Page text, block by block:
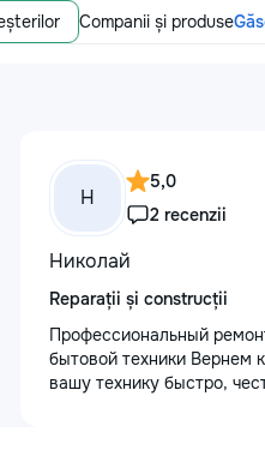
Companii și produse
Н
5,0
2 recenzii
Николай
Reparații și construcții
Профессиональный
бытовой техники Вернем
вашу технику быстро,